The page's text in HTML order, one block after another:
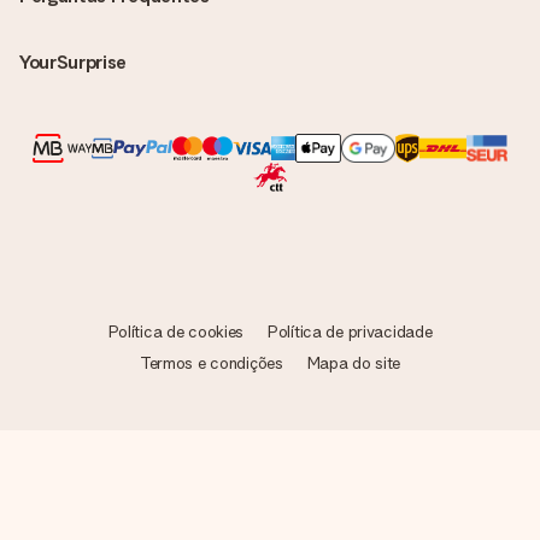
YourSurprise
Política de cookies
Política de privacidade
Termos e condições
Mapa do site